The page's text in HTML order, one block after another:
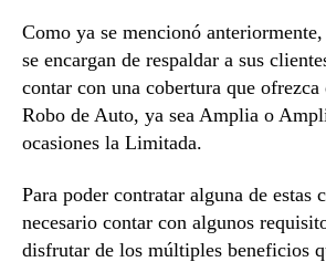
Como ya se mencionó anteriormente,
se encargan de respaldar a sus
contar con una cobertura que ofrezca
Robo de Auto, ya sea Amplia o
ocasiones la Limitada.
Para poder contratar alguna de estas
necesario contar con algunos
disfrutar de los múltiples beneficios